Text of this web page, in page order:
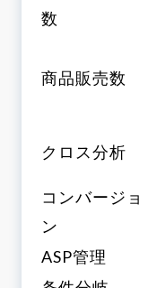
数
商品販売数
クロス分析
コンバージョ
ン
ASP管理